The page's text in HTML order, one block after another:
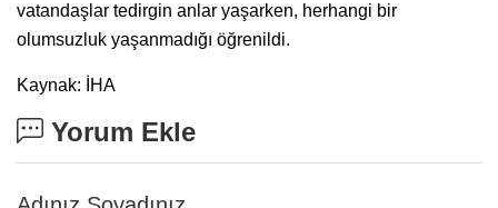
vatandaşlar tedirgin anlar yaşarken, herhangi bir
olumsuzluk yaşanmadığı öğrenildi.
Kaynak: İHA
Yorum Ekle